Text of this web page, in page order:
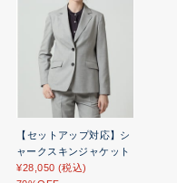
【セットアップ対応】シ
ャークスキンジャケット
¥28,050 (税込)